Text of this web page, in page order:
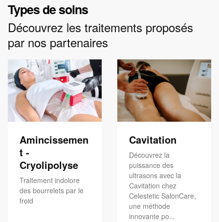
Types de soins
Découvrez les traitements proposés
par nos partenaires
Amincissemen
t -
Cryolipolyse
Traitement indolore
des bourrelets par le
froid
Cavitation
Découvrez la
puissance des
ultrasons avec la
Cavitation chez
Celestetic SalonCare,
une méthode
innovante po...